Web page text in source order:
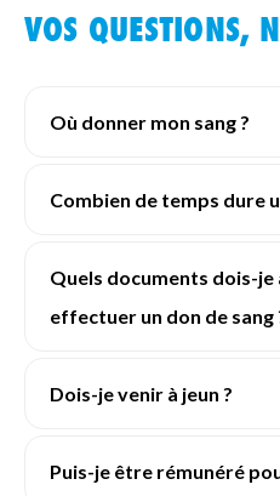
VOS QUESTIONS,
Où donner mon sang ?
Combien de temps dure
Quels documents dois-
effectuer un don de sang
Dois-je venir à jeun ?
Puis-je être rémunéré